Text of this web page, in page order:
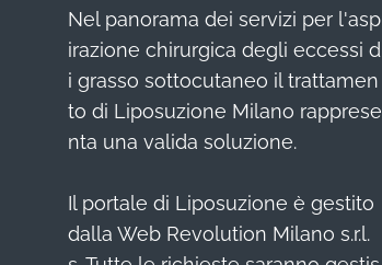
Nel panorama dei servizi per l'asp
irazione chirurgica degli eccessi d
i grasso sottocutaneo il trattamen
to di Liposuzione Milano rapprese
nta una valida soluzione.
Il portale di Liposuzione è gestito
dalla Web Revolution Milano s.r.l.